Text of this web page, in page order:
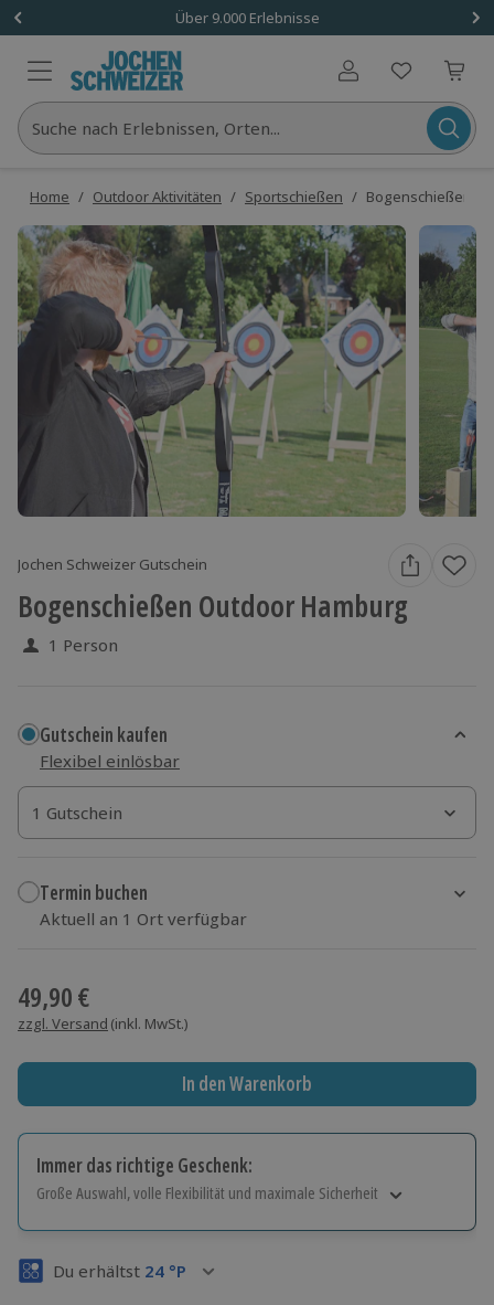
Über 9.000 Erlebnisse
Benutzerkonto
Suche nach Erlebnissen, Orten...
Home / Outdoor Aktivitäten / Sportschießen / Bogenschießen
Jochen Schweizer Gutschein
Bogenschießen Outdoor Hamburg
1 Person
Gutschein kaufen
Flexibel einlösbar
1 Gutschein
1 Gutschein
1 Gutschein
Termin buchen
Aktuell an 1 Ort verfügbar
49,90 €
zzgl. Versand (inkl. MwSt.)
In den Warenkorb
Immer das richtige Geschenk:
Große Auswahl, volle Flexibilität und maximale Sicherheit
Volle Flexibilität
Du erhältst 24 °P